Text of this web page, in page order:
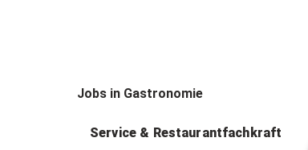
Jobs in Gastronomie
Service & Restaurantfachkraft